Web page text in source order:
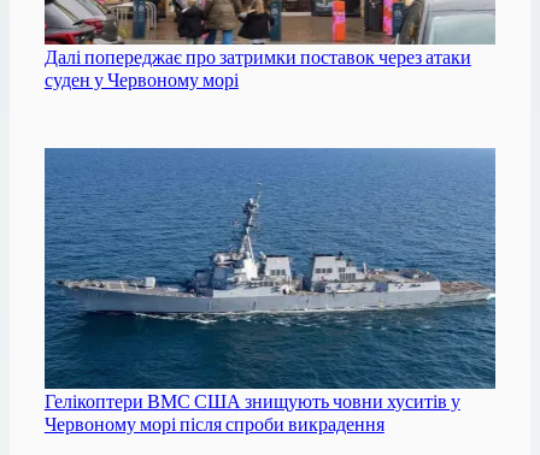
Далі попереджає про затримки поставок через атаки
суден у Червоному морі
Гелікоптери ВМС США знищують човни хуситів у
Червоному морі після спроби викрадення